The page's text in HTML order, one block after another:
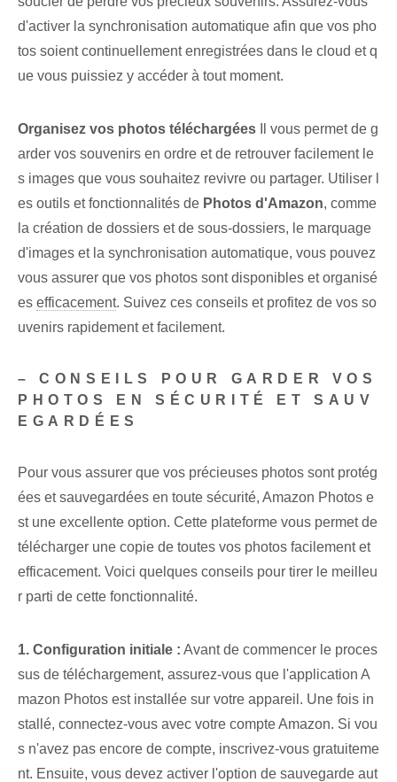
d'activer la synchronisation automatique afin que vos pho
tos soient continuellement enregistrées dans le cloud et q
ue vous puissiez y accéder à tout moment.
Organisez vos photos téléchargées Il vous permet de g
arder vos souvenirs en ordre et de retrouver facilement le
s images que vous souhaitez revivre ou partager. Utiliser l
es outils et fonctionnalités de Photos d'Amazon, comme
la création de dossiers et de sous-dossiers, le marquage
d'images et la synchronisation automatique, vous pouvez
vous assurer que vos photos sont disponibles et organisé
es efficacement. Suivez ces conseils et profitez de vos so
uvenirs rapidement et facilement.
– CONSEILS POUR GARDER VOS
PHOTOS EN SÉCURITÉ ET SAUV
EGARDÉES
Pour vous assurer que vos précieuses photos sont protég
ées et sauvegardées en toute sécurité, Amazon Photos e
st une excellente option. Cette plateforme vous permet de
télécharger une copie de toutes vos photos facilement et
efficacement. Voici quelques conseils pour tirer le meilleu
r parti de cette fonctionnalité.
1. Configuration initiale : Avant de commencer le proces
sus de téléchargement, assurez-vous que l'application A
mazon Photos est installée sur votre appareil. Une fois in
stallé, connectez-vous avec votre compte Amazon. Si vou
s n'avez pas encore de compte, inscrivez-vous gratuiteme
nt. Ensuite, vous devez activer l'option de sauvegarde aut